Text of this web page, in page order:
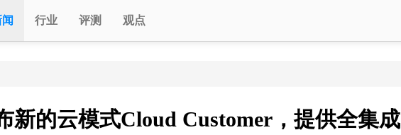
行业 评测 观点
新的云模式Cloud Customer，提供全集成